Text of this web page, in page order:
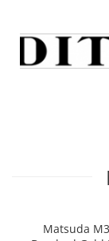
Matsuda